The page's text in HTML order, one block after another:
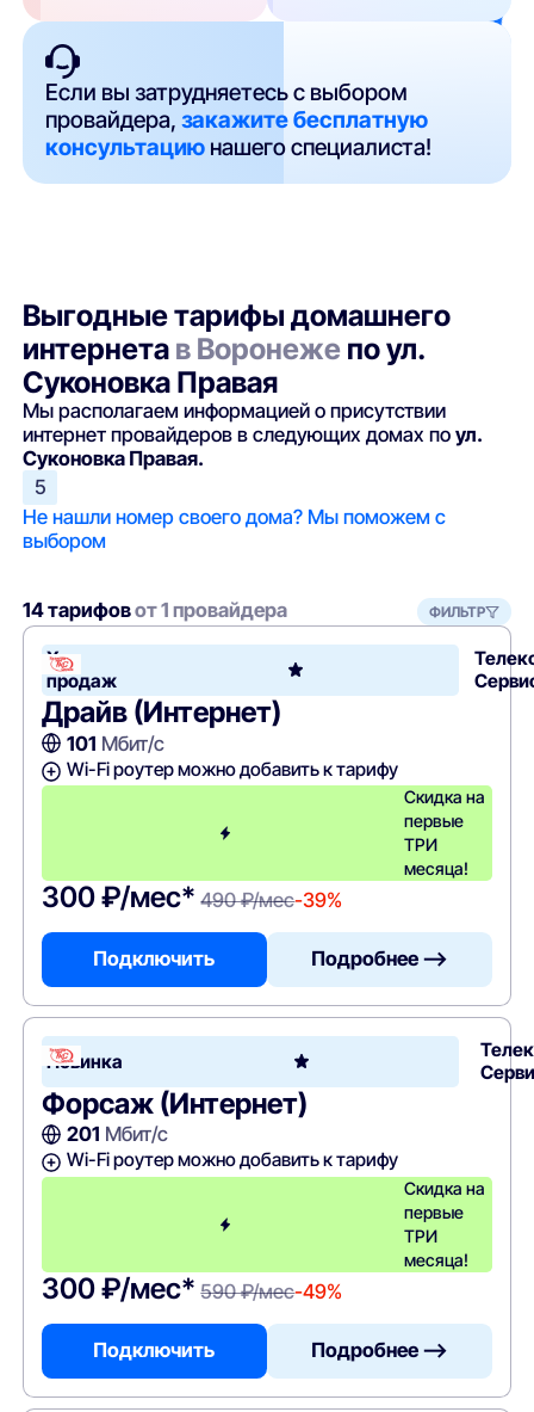
Если вы затрудняетесь с выбором
провайдера,закажите бесплатную
консультацию нашего специалиста!
Выгодные тарифы домашнего
интернета в Воронеже по ул.
Суконовка Правая
Мы располагаем информацией о присутствии
интернет провайдеров в следующих домах поул.
Суконовка Правая.
5
Не нашли номер своего дома? Мы поможем с
выбором
14 тарифовот 1 провайдера ФИЛЬТР
Хит
продаж
Драйв (Интернет)
101 Мбит/с
Wi-Fi роутер можно добавить к тарифу
Скидка на
первые
ТРИ
месяца!
300 ₽/мес* 490 ₽/мес-39%
Подключить Подробнее —>
Новинка
Форсаж (Интернет)
201 Мбит/с
Wi-Fi роутер можно добавить к тарифу
Скидка на
первые
ТРИ
месяца!
300 ₽/мес* 590 ₽/мес-49%
Подключить Подробнее —>